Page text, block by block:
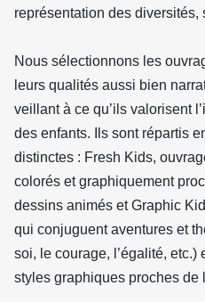
représentation des diversités,
Nous sélectionnons les
leurs qualités aussi bien
veillant à ce qu’ils valorisent
des enfants. Ils sont répartis
distinctes : Fresh Kids,
colorés et graphiquement
dessins animés et Graphic
qui conjuguent aventures et
soi, le courage, l’égalité, etc.)
styles graphiques proches de